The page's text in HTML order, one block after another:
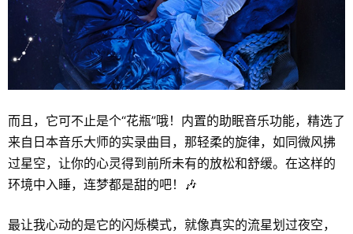
而且，它可不止是个“花瓶”哦！内置的助眠音乐功能，精选了
来自日本音乐大师的实录曲目，那轻柔的旋律，如同微风拂
过星空，让你的心灵得到前所未有的放松和舒缓。在这样的
环境中入睡，连梦都是甜的吧！🎶
最让我心动的是它的闪烁模式，就像真实的流星划过夜空，